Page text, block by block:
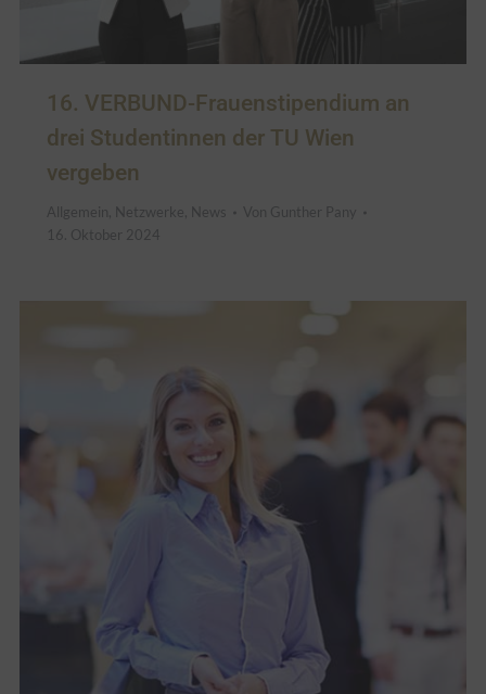
16. VERBUND-Frauenstipendium an
drei Studentinnen der TU Wien
vergeben
Allgemein, Netzwerke, News Von Gunther Pany
16. Oktober 2024